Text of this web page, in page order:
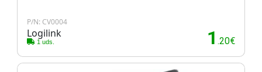
P/N: CV0004
Logilink
1 uds. 1 .20€